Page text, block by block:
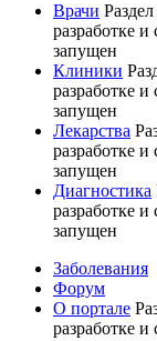
Врачи
разработке и
запущен
Клиники
разработке и
запущен
Лекарства
разработке и
запущен
Диагностика
разработке и
запущен
Заболевания
Форум
О портале
разработке и